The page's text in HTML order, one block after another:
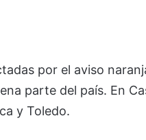
por el aviso
parte del país. En
y Toledo.